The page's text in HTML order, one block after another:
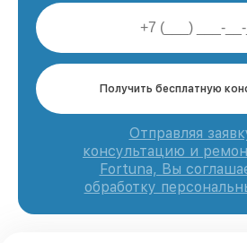
Получить бесплатную
Отправляя
консультацию и
Fortuna, Вы
обработку